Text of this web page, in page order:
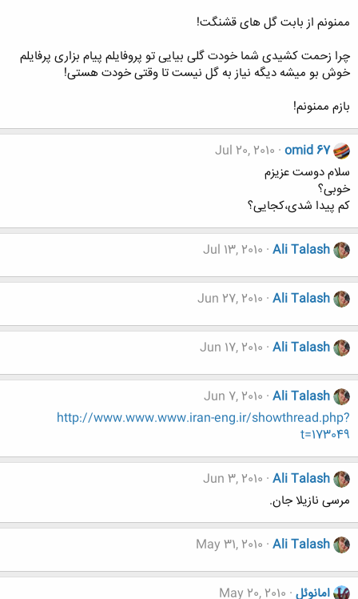
ممنونم از بابت گل های قشنگت!
چرا زحمت کشیدی شما خودت گلی بیایی تو پروفایلم پیام بزاری پرفایلم
خوش بو میشه دیگه نیاز به گل نیست تا وقتی خودت هستی!
بازم ممنونم!
omid 67
Jul 20, 2010
سلام دوست عزیزم
خوبی؟
کم پیدا شدی،کجایی؟
Ali Talash
Jul 13, 2010
Ali Talash
Jun 27, 2010
Ali Talash
Jun 17, 2010
Ali Talash
Jun 7, 2010
http://www.www.www.iran-eng.ir/showthread.php?
t=173049
Ali Talash
Jun 3, 2010
مرسی نازیلا جان.
Ali Talash
May 31, 2010
امانوئل May 20, 2010